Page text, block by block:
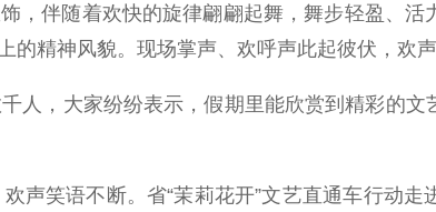
伴随着欢快的旋律翩翩起舞，舞步轻盈、活
精神风貌。现场掌声、欢呼声此起彼伏，欢
，大家纷纷表示，假期里能欣赏到精彩的文
笑语不断。省“茉莉花开”文艺直通车行动走